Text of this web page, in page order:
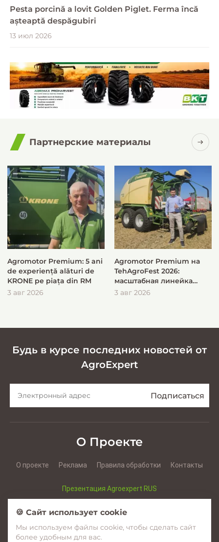
Pesta porcină a lovit Golden Piglet. Ferma încă
așteaptă despăgubiri
13 июл 2026
Партнерские материалы
Agromotor Premium: 5 ani
de experiență alături de
KRONE pe piața din RM
3 авг 2026
Agromotor Premium на
TehAgroFest 2026:
масштабная линейка
KRONE для быстрой и
3 авг 2026
Будь в курсе последних новостей от
AgroExpert
О Проекте
О проекте Реклама Правила обработки Контакты
Презентация Agroexpert RUS
Facebook YouTube Instagram
🍪 Сайт использует cookie
Мы используем файлы cookie, чтобы сделать сайт
более удобным для вас.